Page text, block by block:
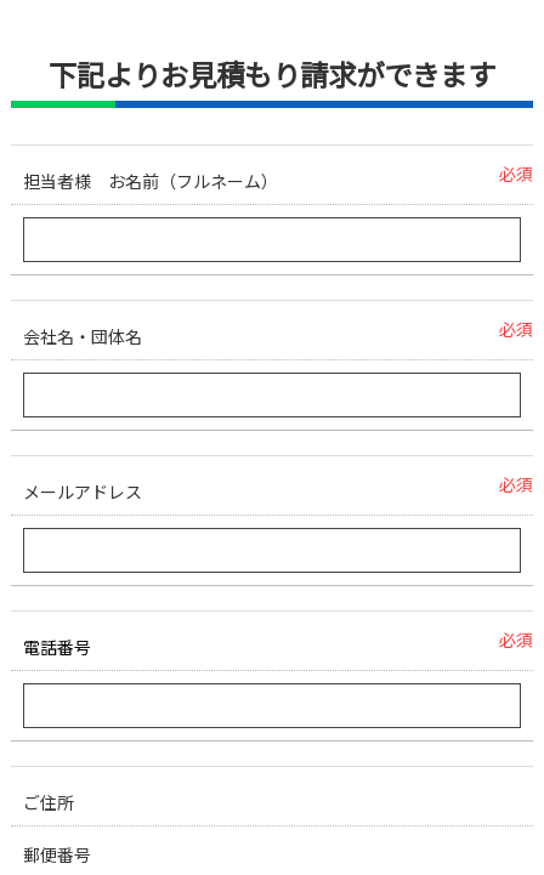
下記よりお見積もり請求ができます
担当者様 お名前（フルネーム） 必須
会社名・団体名 必須
メールアドレス 必須
電話番号 必須
ご住所
郵便番号